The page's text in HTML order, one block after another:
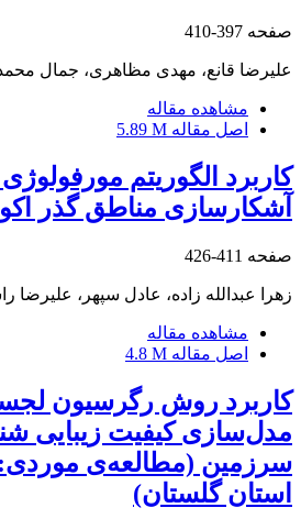
صفحه 397-410
علیرضا قانع، مهدی مظاهری، جمال
مشاهده مقاله
اصل مقاله 5.89 M
کاربرد الگوریتم
آشکارسازی مناطق گذر
صفحه 411-426
زهرا عبدالله زاده، عادل سپهر، علیرضا
مشاهده مقاله
اصل مقاله 4.8 M
کاربرد روش رگرسیون
مدل‌سازی کیفیت زیبایی
سرزمین (مطالعه‌ی موردی:
استان گلستان)